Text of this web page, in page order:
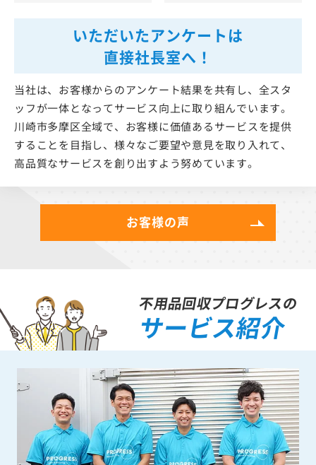
いただいたアンケートは
直接社長室へ！
当社は、お客様からのアンケート結果を共有し、全スタ
ッフが一体となってサービス向上に取り組んでいます。
川崎市多摩区全域で、お客様に価値あるサービスを提供
することを目指し、様々なご要望や意見を取り入れて、
高品質なサービスを創り出すよう努めています。
お客様の声
不用品回収プログレスの
サービス紹介